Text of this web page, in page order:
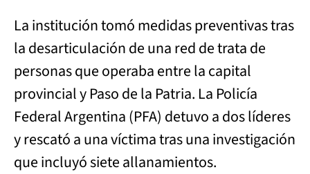
La institución tomó medidas preventivas tras
la desarticulación de una red de trata de
personas que operaba entre la capital
provincial y Paso de la Patria. La Policía
Federal Argentina (PFA) detuvo a dos líderes
y rescató a una víctima tras una investigación
que incluyó siete allanamientos.